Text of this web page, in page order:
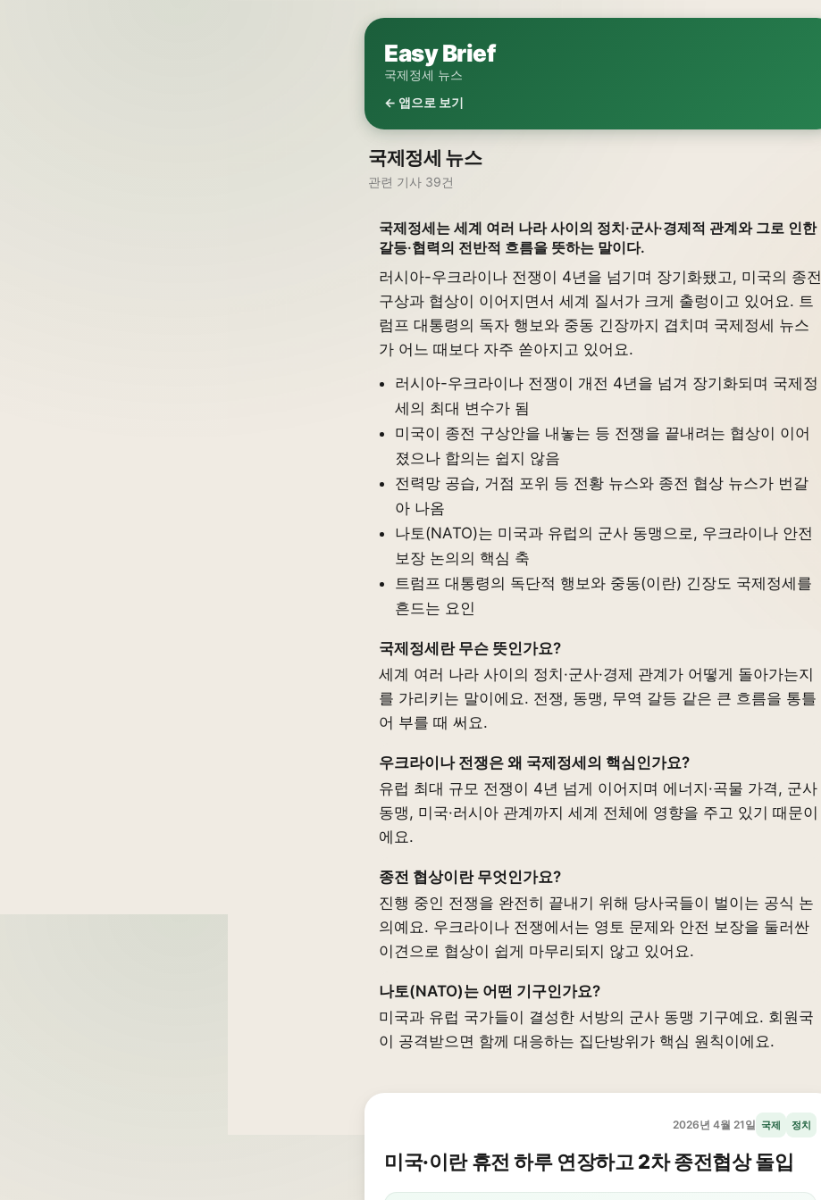
Easy Brief
국제정세 뉴스
← 앱으로 보기
국제정세 뉴스
관련 기사 39건
국제정세는 세계 여러 나라 사이의 정치·군사·경제적 관계와 그로 인한
갈등·협력의 전반적 흐름을 뜻하는 말이다.
러시아-우크라이나 전쟁이 4년을 넘기며 장기화됐고, 미국의 종전
구상과 협상이 이어지면서 세계 질서가 크게 출렁이고 있어요. 트
럼프 대통령의 독자 행보와 중동 긴장까지 겹치며 국제정세 뉴스
가 어느 때보다 자주 쏟아지고 있어요.
러시아-우크라이나 전쟁이 개전 4년을 넘겨 장기화되며 국제정
세의 최대 변수가 됨
미국이 종전 구상안을 내놓는 등 전쟁을 끝내려는 협상이 이어
졌으나 합의는 쉽지 않음
전력망 공습, 거점 포위 등 전황 뉴스와 종전 협상 뉴스가 번갈
아 나옴
나토(NATO)는 미국과 유럽의 군사 동맹으로, 우크라이나 안전
보장 논의의 핵심 축
트럼프 대통령의 독단적 행보와 중동(이란) 긴장도 국제정세를
흔드는 요인
국제정세란 무슨 뜻인가요?
세계 여러 나라 사이의 정치·군사·경제 관계가 어떻게 돌아가는지
를 가리키는 말이에요. 전쟁, 동맹, 무역 갈등 같은 큰 흐름을 통틀
어 부를 때 써요.
우크라이나 전쟁은 왜 국제정세의 핵심인가요?
유럽 최대 규모 전쟁이 4년 넘게 이어지며 에너지·곡물 가격, 군사
동맹, 미국·러시아 관계까지 세계 전체에 영향을 주고 있기 때문이
에요.
종전 협상이란 무엇인가요?
진행 중인 전쟁을 완전히 끝내기 위해 당사국들이 벌이는 공식 논
의예요. 우크라이나 전쟁에서는 영토 문제와 안전 보장을 둘러싼
이견으로 협상이 쉽게 마무리되지 않고 있어요.
나토(NATO)는 어떤 기구인가요?
미국과 유럽 국가들이 결성한 서방의 군사 동맹 기구예요. 회원국
이 공격받으면 함께 대응하는 집단방위가 핵심 원칙이에요.
2026년 4월 21일 국제 정치
미국·이란 휴전 하루 연장하고 2차 종전협상 돌입